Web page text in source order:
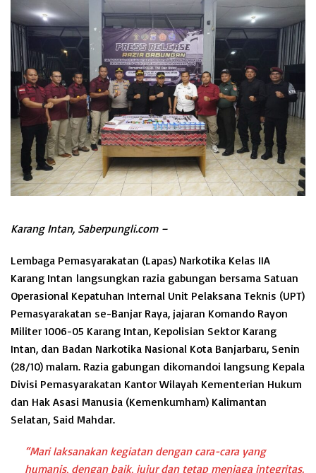
Karang Intan, Saberpungli.com –
Lembaga Pemasyarakatan (Lapas) Narkotika Kelas IIA
Karang Intan langsungkan razia gabungan bersama Satuan
Operasional Kepatuhan Internal Unit Pelaksana Teknis (UPT)
Pemasyarakatan se-Banjar Raya, jajaran Komando Rayon
Militer 1006-05 Karang Intan, Kepolisian Sektor Karang
Intan, dan Badan Narkotika Nasional Kota Banjarbaru, Senin
(28/10) malam. Razia gabungan dikomandoi langsung Kepala
Divisi Pemasyarakatan Kantor Wilayah Kementerian Hukum
dan Hak Asasi Manusia (Kemenkumham) Kalimantan
Selatan, Said Mahdar.
“Mari laksanakan kegiatan dengan cara-cara yang
humanis, dengan baik, jujur dan tetap menjaga integritas.